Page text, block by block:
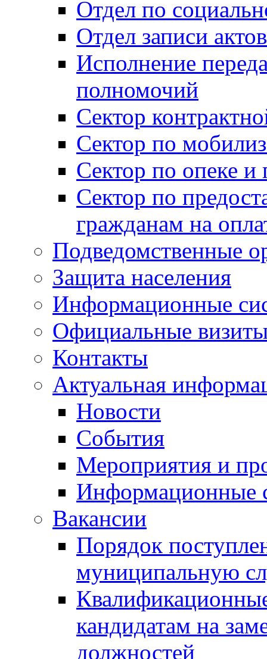
Отдел по
Отдел записи
Исполнение
полномочий
Сектор
Сектор по
Сектор по опеке и
Сектор по
гражданам на
Подведомственные
Защита населения
Информационные
Официальные
Контакты
Актуальная
Новости
События
Мероприятия и
Информационные
Вакансии
Порядок
муниципальную
кандидатам на
должностей